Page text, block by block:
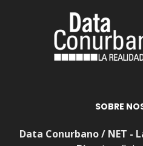
SOBRE
Data Conurbano / NET -